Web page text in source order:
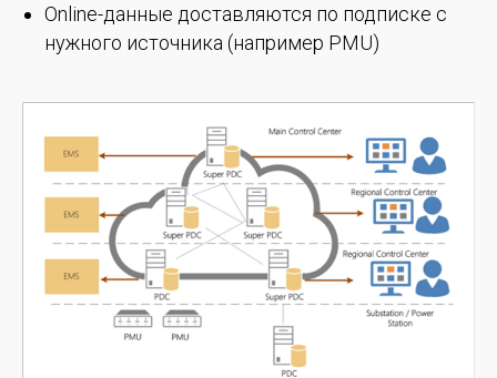
Online-данные доставляются по подписке с
нужного источника (например PMU)